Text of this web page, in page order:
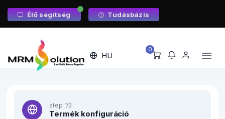
Élő segítség Tudásbázis
HU
0
step 1/3
Termék konfiguráció